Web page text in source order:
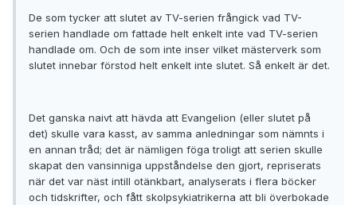
De som tycker att slutet av TV-serien frångick vad TV-
serien handlade om fattade helt enkelt inte vad TV-serien
handlade om. Och de som inte inser vilket mästerverk som
slutet innebar förstod helt enkelt inte slutet. Så enkelt är det.
Det ganska naivt att hävda att Evangelion (eller slutet på
det) skulle vara kasst, av samma anledningar som nämnts i
en annan tråd; det är nämligen föga troligt att serien skulle
skapat den vansinniga uppståndelse den gjort, repriserats
när det var näst intill otänkbart, analyserats i flera böcker
och tidskrifter, och fått skolpsykiatrikerna att bli överbokade